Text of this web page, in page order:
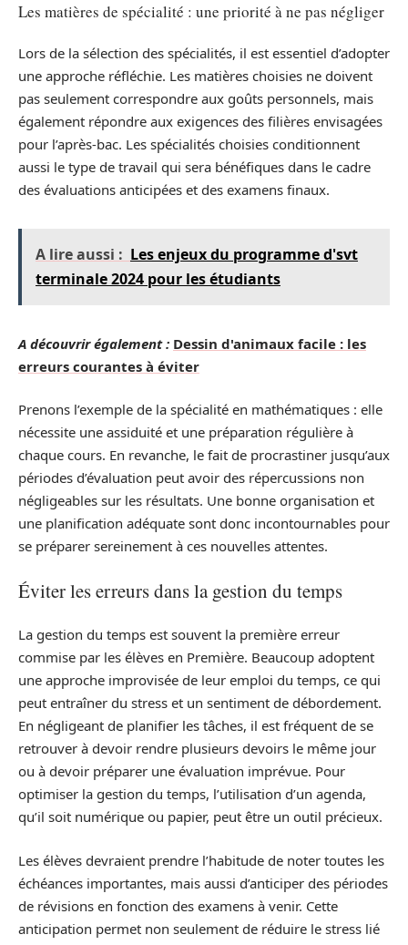
Les matières de spécialité : une priorité à ne pas négliger
Lors de la sélection des spécialités, il est essentiel d’adopter
une approche réfléchie. Les matières choisies ne doivent
pas seulement correspondre aux goûts personnels, mais
également répondre aux exigences des filières envisagées
pour l’après-bac. Les spécialités choisies conditionnent
aussi le type de travail qui sera bénéfiques dans le cadre
des évaluations anticipées et des examens finaux.
A lire aussi : Les enjeux du programme d'svt
terminale 2024 pour les étudiants
A découvrir également : Dessin d'animaux facile : les
erreurs courantes à éviter
Prenons l’exemple de la spécialité en mathématiques : elle
nécessite une assiduité et une préparation régulière à
chaque cours. En revanche, le fait de procrastiner jusqu’aux
périodes d’évaluation peut avoir des répercussions non
négligeables sur les résultats. Une bonne organisation et
une planification adéquate sont donc incontournables pour
se préparer sereinement à ces nouvelles attentes.
Éviter les erreurs dans la gestion du temps
La gestion du temps est souvent la première erreur
commise par les élèves en Première. Beaucoup adoptent
une approche improvisée de leur emploi du temps, ce qui
peut entraîner du stress et un sentiment de débordement.
En négligeant de planifier les tâches, il est fréquent de se
retrouver à devoir rendre plusieurs devoirs le même jour
ou à devoir préparer une évaluation imprévue. Pour
optimiser la gestion du temps, l’utilisation d’un agenda,
qu’il soit numérique ou papier, peut être un outil précieux.
Les élèves devraient prendre l’habitude de noter toutes les
échéances importantes, mais aussi d’anticiper des périodes
de révisions en fonction des examens à venir. Cette
anticipation permet non seulement de réduire le stress lié